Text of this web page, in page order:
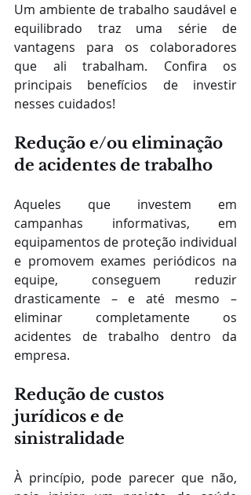
Um ambiente de trabalho saudável e
equilibrado traz uma série de
vantagens para os colaboradores
que ali trabalham. Confira os
principais benefícios de investir
nesses cuidados!
Redução e/ou eliminação
de acidentes de trabalho
Aqueles que investem em
campanhas informativas, em
equipamentos de proteção individual
e promovem exames periódicos na
equipe, conseguem reduzir
drasticamente – e até mesmo –
eliminar completamente os
acidentes de trabalho dentro da
empresa.
Redução de custos
jurídicos e de
sinistralidade
À princípio, pode parecer que não,